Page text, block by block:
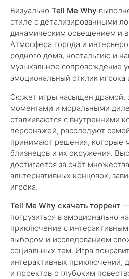
Визуально Tell Me Why
стиле с детализированными
динамическим освещением и
Атмосфера города и
родного дома, ностальгию и
музыкальное сопровождение
эмоциональный отклик
Сюжет игры насыщен драмой,
моментами и моральными
сталкиваются с внутренними
персонажей, расследуют
принимают решения, которые
близнецов и их окружения.
достигается за счёт
альтернативных концовок,
игрока.
Tell Me Why скачать торрент —
погрузиться в эмоционально
приключение с
выбором и исследованием
социальных тем. Игра
интерактивных приключений,
и проектов с глубоким